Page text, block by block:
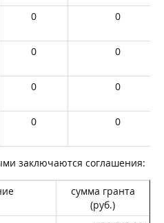
0 0
0 0
0 0
0 0
заключаются соглашения:
сумма гранта
(руб.)